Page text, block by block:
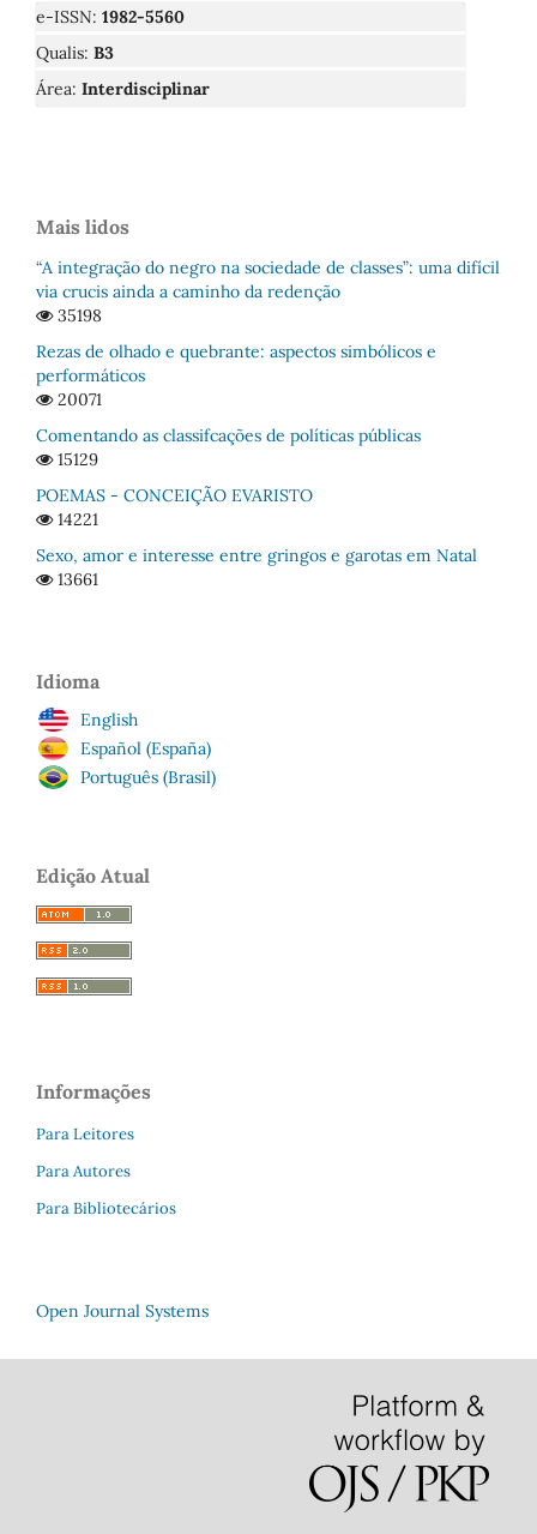
e-ISSN: 1982-5560
Qualis: B3
Área: Interdisciplinar
Mais lidos
“A integração do negro na sociedade de classes”: uma difícil
via crucis ainda a caminho da redenção
35198
Rezas de olhado e quebrante: aspectos simbólicos e
performáticos
20071
Comentando as classifcações de políticas públicas
15129
POEMAS - CONCEIÇÃO EVARISTO
14221
Sexo, amor e interesse entre gringos e garotas em Natal
13661
Idioma
English
Español (España)
Português (Brasil)
Edição Atual
Informações
Para Leitores
Para Autores
Para Bibliotecários
Open Journal Systems